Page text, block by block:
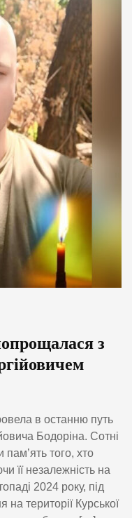
з
в останню путь
Бодоріна. Сотні
того, хто
її незалежність на
2024 року, під
території Курської